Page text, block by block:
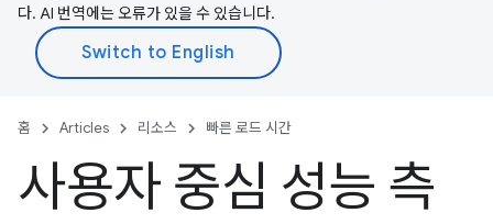
다. AI 번역에는 오류가 있을 수 있습니다.
홈 Articles 리소스 빠른 로드 시간
사용자 중심 성능 측